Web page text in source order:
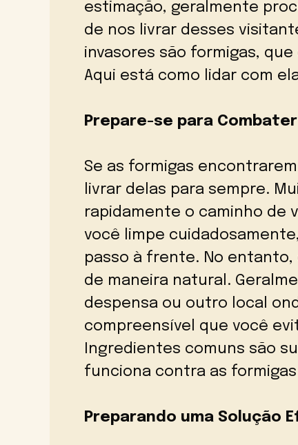
estimação, geralmente
de nos livrar desses
invasores são formigas,
Aqui está como lidar com
Prepare-se para
Se as formigas
livrar delas para sempre.
rapidamente o caminho de
você limpe
passo à frente. No
de maneira natural.
despensa ou outro local
compreensível que você
Ingredientes comuns são
funciona contra as
Preparando uma Solução